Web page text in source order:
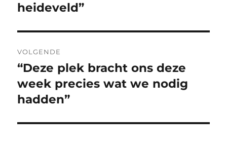
bericht:
heideveld”
VOLGENDE
Volgend
bericht:
“Deze plek bracht ons deze
week precies wat we nodig
hadden”